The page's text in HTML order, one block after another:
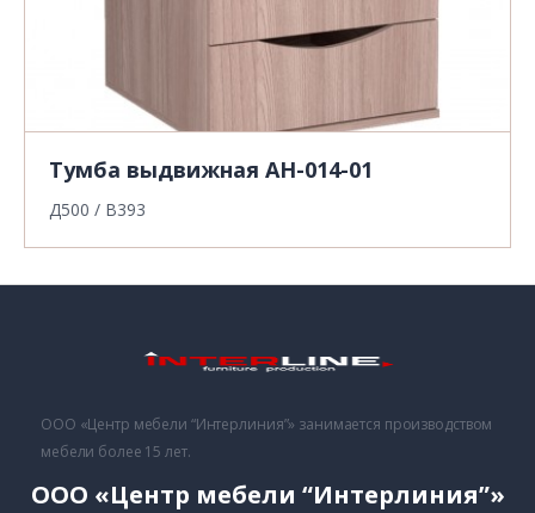
Тумба выдвижная АН-014-01
Д500 / В393
ООО «Центр мебели “Интерлиния”» занимается производством
мебели более 15 лет.
ООО «Центр мебели “Интерлиния”»